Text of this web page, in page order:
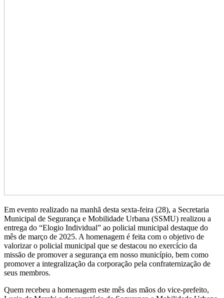
Em evento realizado na manhã desta sexta-feira (28), a Secretaria
Municipal de Segurança e Mobilidade Urbana (SSMU) realizou a
entrega do “Elogio Individual” ao policial municipal destaque do
mês de março de 2025. A homenagem é feita com o objetivo de
valorizar o policial municipal que se destacou no exercício da
missão de promover a segurança em nosso município, bem como
promover a integralização da corporação pela confraternização de
seus membros.
Quem recebeu a homenagem este mês das mãos do vice-prefeito,